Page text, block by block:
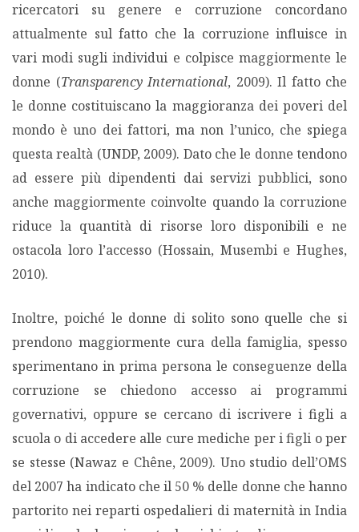
ricercatori su genere e corruzione concordano
attualmente sul fatto che la corruzione influisce in
vari modi sugli individui e colpisce maggiormente le
donne (Transparency International, 2009). Il fatto che
le donne costituiscano la maggioranza dei poveri del
mondo è uno dei fattori, ma non l’unico, che spiega
questa realtà (UNDP, 2009). Dato che le donne tendono
ad essere più dipendenti dai servizi pubblici, sono
anche maggiormente coinvolte quando la corruzione
riduce la quantità di risorse loro disponibili e ne
ostacola loro l’accesso (Hossain, Musembi e Hughes,
2010).
Inoltre, poiché le donne di solito sono quelle che si
prendono maggiormente cura della famiglia, spesso
sperimentano in prima persona le conseguenze della
corruzione se chiedono accesso ai programmi
governativi, oppure se cercano di iscrivere i figli a
scuola o di accedere alle cure mediche per i figli o per
se stesse (Nawaz e Chêne, 2009). Uno studio dell’OMS
del 2007 ha indicato che il 50 % delle donne che hanno
partorito nei reparti ospedalieri di maternità in India